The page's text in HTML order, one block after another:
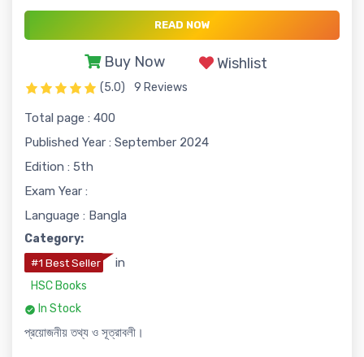
READ NOW
Buy Now Wishlist
(5.0) 9 Reviews
Total page : 400
Published Year : September 2024
Edition : 5th
Exam Year :
Language : Bangla
Category:
#1 Best Seller in
HSC Books
In Stock
প্রয়োজনীয় তথ্য ও সূত্রাবলী।